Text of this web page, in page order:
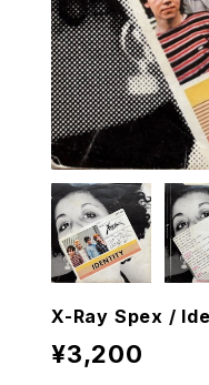
X-Ray Spex /
¥3,200